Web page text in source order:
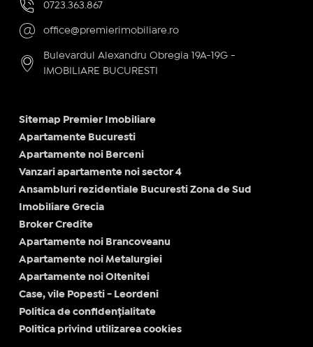
0723.363.867
office@premierimobiliare.ro
Bulevardul Alexandru Obregia 19A-19G -
IMOBILIARE BUCURESTI
Sitemap Premier Imobiliare
Apartamente Bucuresti
Apartamente noi Berceni
Vanzari apartamente noi sector 4
Ansambluri rezidentiale Bucuresti Zona de Sud
Imobiliare Grecia
Broker Credite
Apartamente noi Brancoveanu
Apartamente noi Metalurgiei
Apartamente noi Oltenitei
Case, vile Popesti - Leordeni
Politica de confidențialitate
Politica privind utilizarea cookies